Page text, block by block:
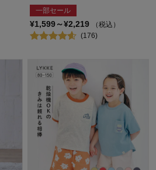
一部セール
¥1,599～¥2,219
（税込）
(176)